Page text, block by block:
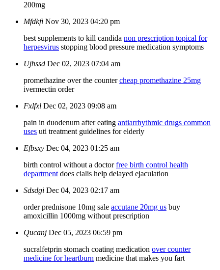
200mg
Mfdkfi Nov 30, 2023 04:20 pm
best supplements to kill candida non prescription topical for
herpesvirus stopping blood pressure medication symptoms
Ujhssd Dec 02, 2023 07:04 am
promethazine over the countercheap promethazine 25mg
ivermectin order
Fxlfxl Dec 02, 2023 09:08 am
pain in duodenum after eating antiarrhythmic drugs common
uses uti treatment guidelines for elderly
Efbsxy Dec 04, 2023 01:25 am
birth control without a doctorfree birth control health
department does cialis help delayed ejaculation
Sdsdgi Dec 04, 2023 02:17 am
order prednisone 10mg sale accutane 20mg us buy
amoxicillin 1000mg without prescription
Qucanj Dec 05, 2023 06:59 pm
sucralfetprin stomach coating medication over counter
medicine for heartburn medicine that makes you fart